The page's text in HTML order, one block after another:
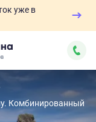
уже в
Комбинированный